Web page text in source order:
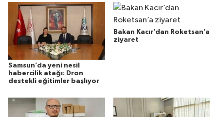
Samsun’da yeni nesil
habercilik atağı: Dron
destekli eğitimler başlıyor
Bakan Kacır’dan Roketsan’a
ziyaret